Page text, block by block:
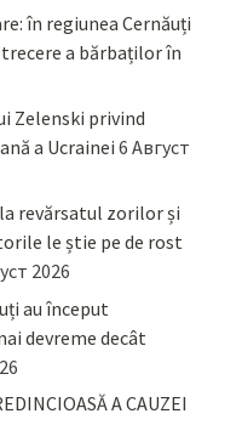
în regiunea Cernăuți
a bărbaților în
Zelenski privind
a Ucrainei 6 Август
la revărsatul zorilor și
le știe pe de rost
2026
au început
devreme decât
A CAUZEI